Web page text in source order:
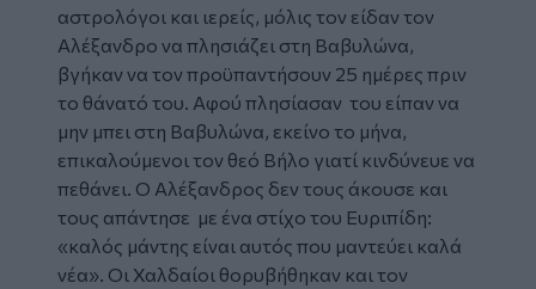
αστρολόγοι και ιερείς, μόλις τον είδαν τον
Αλέξανδρο να πλησιάζει στη Βαβυλώνα,
βγήκαν να τον προϋπαντήσουν 25 ημέρες πριν
το θάνατό του. Αφού πλησίασαν του είπαν να
μην μπει στη Βαβυλώνα, εκείνο το μήνα,
επικαλούμενοι τον θεό Βήλο γιατί κινδύνευε να
πεθάνει. Ο Αλέξανδρος δεν τους άκουσε και
τους απάντησε με ένα στίχο του Ευριπίδη:
«καλός μάντης είναι αυτός που μαντεύει καλά
νέα». Οι Χαλδαίοι θορυβήθηκαν και τον